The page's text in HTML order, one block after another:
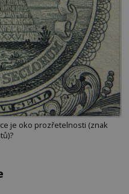
je oko prozřetelnosti (znak